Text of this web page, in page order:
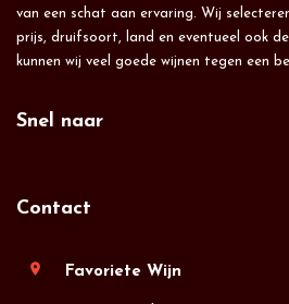
van een schat aan ervaring. Wij
prijs, druifsoort, land en eventueel ook
kunnen wij veel goede wijnen tegen een
Snel naar
Contact
location_on Favoriete Wijn